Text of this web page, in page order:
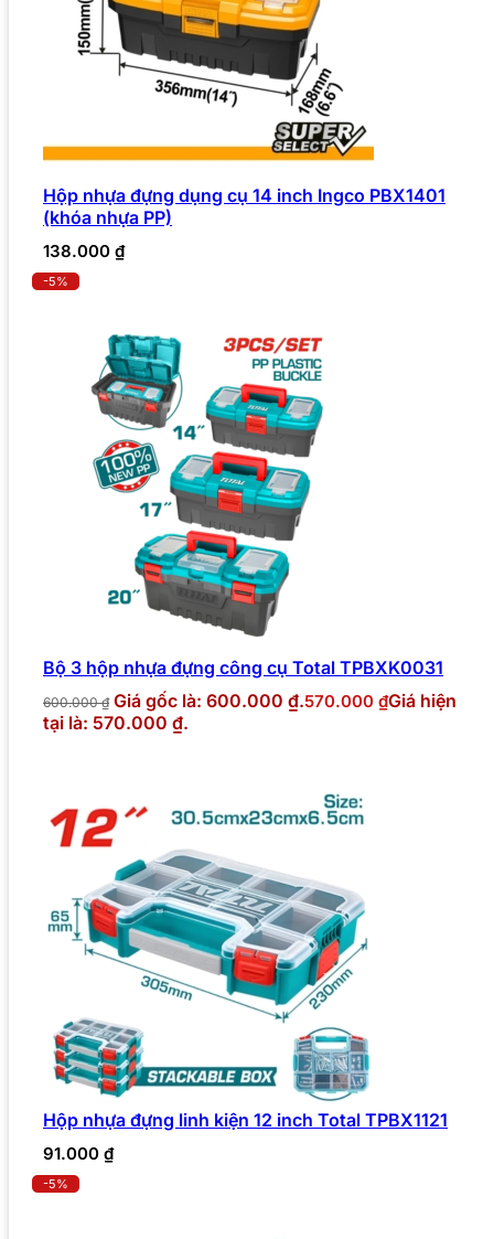
Hộp nhựa đựng dụng cụ 14 inch Ingco PBX1401
(khóa nhựa PP)
138.000 ₫
-5%
Bộ 3 hộp nhựa đựng công cụ Total TPBXK0031
600.000₫ Giá gốc là: 600.000 ₫.570.000 ₫Giá hiện
tại là: 570.000 ₫.
Hộp nhựa đựng linh kiện 12 inch Total TPBX1121
91.000 ₫
-5%